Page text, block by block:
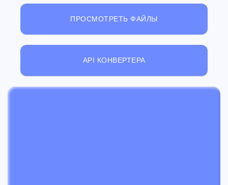
ПРОСМОТРЕТЬ ФАЙЛЫ
API КОНВЕРТЕРА